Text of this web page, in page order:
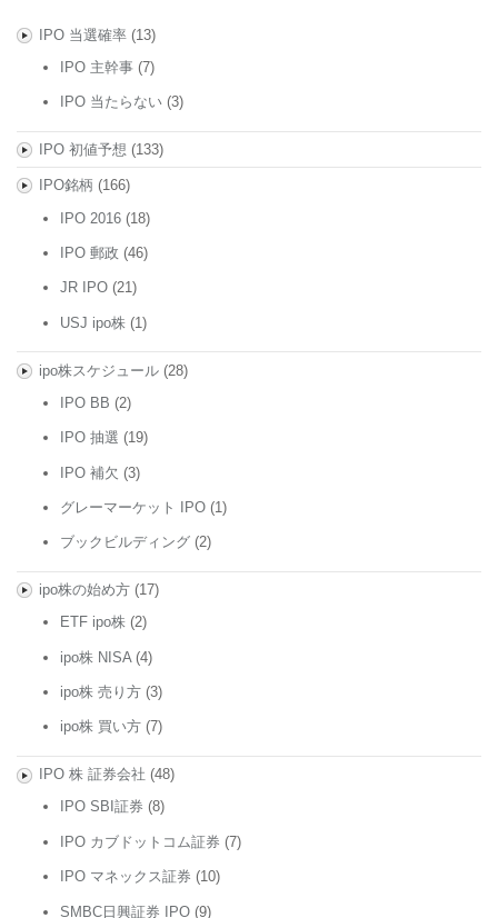
IPO 当選確率(13)
IPO 主幹事 (7)
IPO 当たらない (3)
IPO 初値予想 (133)
IPO銘柄 (166)
IPO 2016 (18)
IPO 郵政 (46)
JR IPO (21)
USJ ipo株 (1)
ipo株スケジュール(28)
IPO BB (2)
IPO 抽選 (19)
IPO 補欠 (3)
グレーマーケット IPO (1)
ブックビルディング (2)
ipo株の始め方(17)
ETF ipo株 (2)
ipo株 NISA (4)
ipo株 売り方 (3)
ipo株 買い方 (7)
IPO 株 証券会社 (48)
IPO SBI証券 (8)
IPO カブドットコム証券 (7)
IPO マネックス証券 (10)
SMBC日興証券 IPO (9)